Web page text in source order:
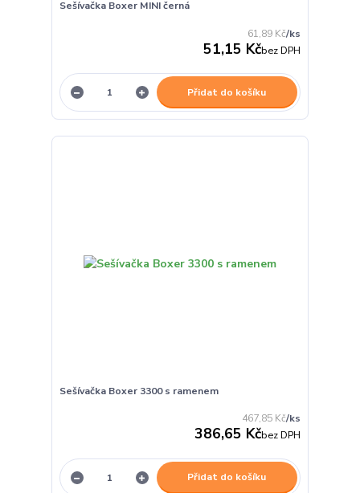
Sešívačka Boxer MINI černá
61,89 Kč/ks
51,15 Kčbez DPH
Přidat do košíku
Sešívačka Boxer 3300 s ramenem
467,85 Kč/ks
386,65 Kčbez DPH
Přidat do košíku